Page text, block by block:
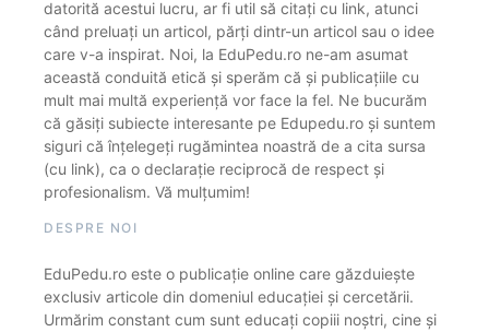
datorită acestui lucru, ar fi util să citați cu link, atunci
când preluați un articol, părți dintr-un articol sau o idee
care v-a inspirat. Noi, la EduPedu.ro ne-am asumat
această conduită etică și sperăm că și publicațiile cu
mult mai multă experiență vor face la fel. Ne bucurăm
că găsiți subiecte interesante pe Edupedu.ro și suntem
siguri că înțelegeți rugămintea noastră de a cita sursa
(cu link), ca o declarație reciprocă de respect și
profesionalism. Vă mulțumim!
DESPRE NOI
EduPedu.ro este o publicație online care găzduiește
exclusiv articole din domeniul educației și cercetării.
Urmărim constant cum sunt educați copiii noștri, cine și